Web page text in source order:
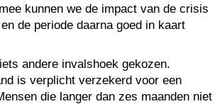
kunnen we de impact van de crisis
de periode daarna goed in kaart
andere invalshoek gekozen.
is verplicht verzekerd voor een
die langer dan zes maanden niet